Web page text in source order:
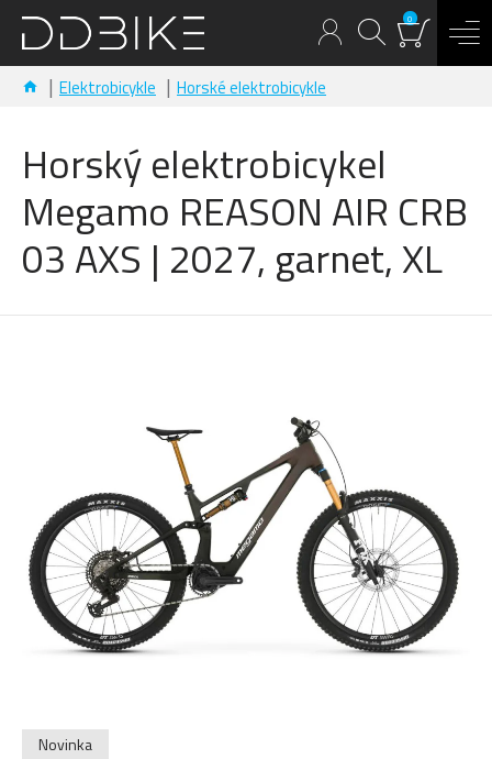
0
Elektrobicykle Horské elektrobicykle
Horský elektrobicykel
Megamo REASON AIR CRB
03 AXS | 2027, garnet, XL
Novinka